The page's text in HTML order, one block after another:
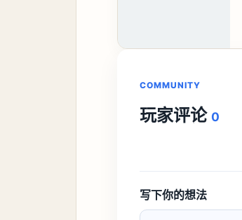
COMMUNITY
玩家评论 0
写下你的想法